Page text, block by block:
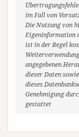
im Fall von
Die Nutzung von
Eigeninformation
ist in der Regel
angegebenen
dieser Daten
dieses
Genehmigung
gestattet